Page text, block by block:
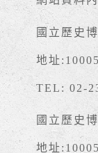
國立歷史
地址
TEL: 02-
國立歷史
地址